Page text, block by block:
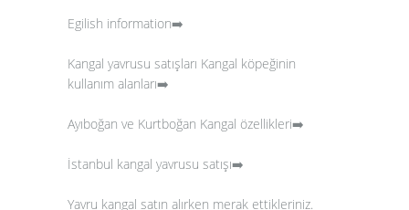
Egilish information➡️
Kangal yavrusu satışları Kangal köpeğinin
kullanım alanları➡️
Ayıboğan ve Kurtboğan Kangal özellikleri➡️
İstanbul kangal yavrusu satışı➡️
Yavru kangal satın alırken merak ettikleriniz.